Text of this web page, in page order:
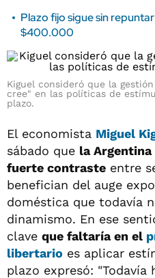
Plazo fijo sigue sin
$400.000
Kiguel consideró que la
cree" en las políticas de
plazo.
El economista Miguel
sábado que la Argentina
fuerte contraste entre
benefician del auge
doméstica que todavía
dinamismo. En ese
clave que faltaría en el
libertario es aplicar
plazo expresó: "Todavía